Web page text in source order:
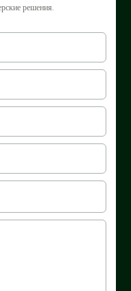
решения.